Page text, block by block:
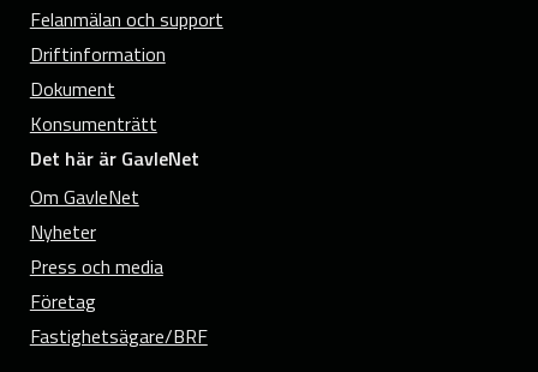
Felanmälan och support
Driftinformation
Dokument
Konsumenträtt
Det här är GavleNet
Om GavleNet
Nyheter
Press och media
Företag
Fastighetsägare/BRF